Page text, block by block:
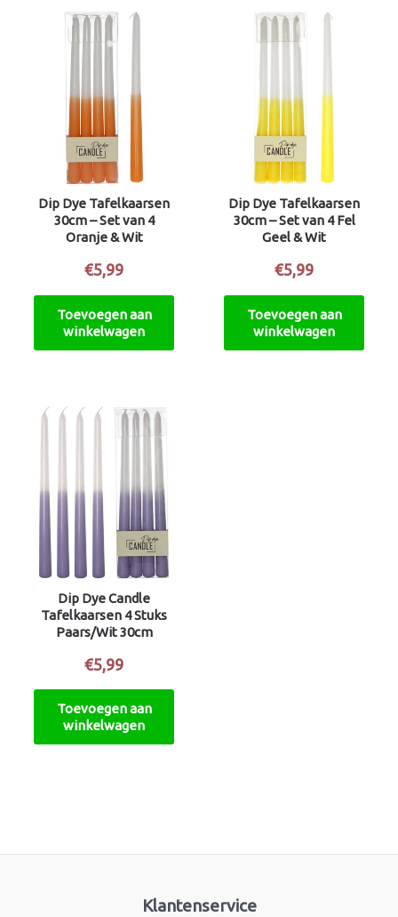
Dip Dye Tafelkaarsen
30cm – Set van 4
Oranje & Wit
€5,99
Toevoegen aan
winkelwagen
Dip Dye Tafelkaarsen
30cm – Set van 4 Fel
Geel & Wit
€5,99
Toevoegen aan
winkelwagen
Dip Dye Candle
Tafelkaarsen 4 Stuks
Paars/Wit 30cm
€5,99
Toevoegen aan
winkelwagen
Klantenservice